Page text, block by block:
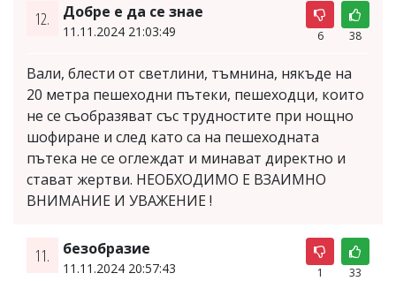
12. Добре е да се знае
11.11.2024 21:03:49 6 38
Вали, блести от светлини, тъмнина, някъде на
20 метра пешеходни пътеки, пешеходци, които
не се съобразяват със трудностите при нощно
шофиране и след като са на пешеходната
пътека не се оглеждат и минават директно и
стават жертви. НЕОБХОДИМО Е ВЗАИМНО
ВНИМАНИЕ И УВАЖЕНИЕ !
11. безобразие
11.11.2024 20:57:43 1 33